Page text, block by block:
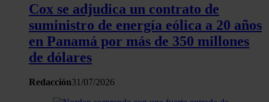
Cox se adjudica un contrato de
suministro de energía eólica a 20 años
en Panamá por más de 350 millones
de dólares
Redacción31/07/2026